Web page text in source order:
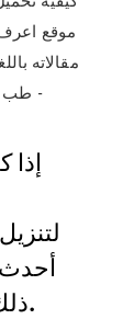
مقالاته
- طب
أحدث
ذلك يتطلب إصدارًا بقيمة 15 دولارًا.